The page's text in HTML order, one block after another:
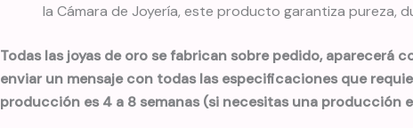
la Cámara de Joyería, este producto garantiza pureza,
Todas las joyas de oro se fabrican sobre pedido, aparecerá
enviar un mensaje con todas las especificaciones que
producción es 4 a 8 semanas (si necesitas una producción